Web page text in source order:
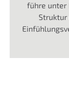
führe unter
Struktur